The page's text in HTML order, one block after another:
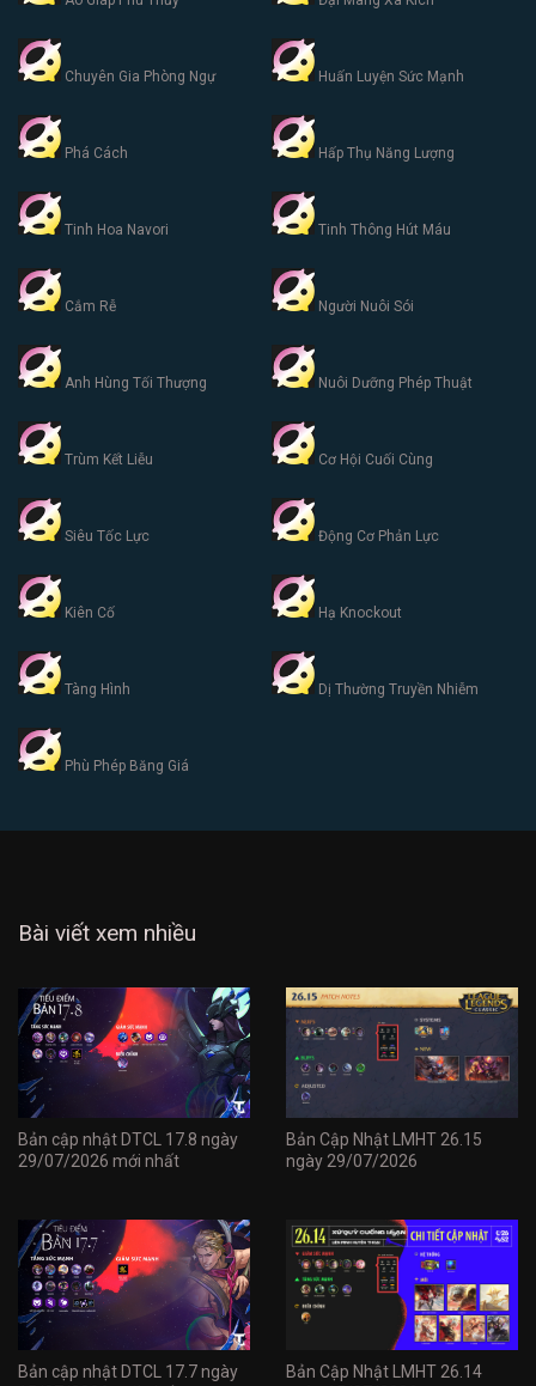
Chuyên Gia Phòng Ngự Huấn Luyện Sức Mạnh
Phá Cách Hấp Thụ Năng Lượng
Tinh Hoa Navori Tinh Thông Hút Máu
Cắm Rễ Người Nuôi Sói
Anh Hùng Tối Thượng Nuôi Dưỡng Phép Thuật
Trùm Kết Liễu Cơ Hội Cuối Cùng
Siêu Tốc Lực Động Cơ Phản Lực
Kiên Cố Hạ Knockout
Tàng Hình Dị Thường Truyền Nhiễm
Phù Phép Băng Giá
Bài viết xem nhiều
Bản cập nhật DTCL 17.8 ngày
29/07/2026 mới nhất
Bản Cập Nhật LMHT 26.15
ngày 29/07/2026
Bản cập nhật DTCL 17.7 ngày
Bản Cập Nhật LMHT 26.14